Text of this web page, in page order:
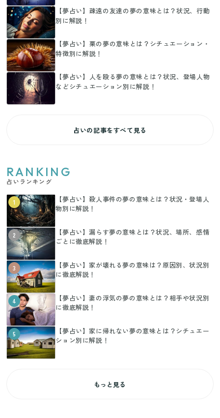
【夢占い】疎遠の友達の夢の意味とは？状況、行動
別に解説！
【夢占い】栗の夢の意味とは？シチュエーション・
特徴別に解説！
【夢占い】人を殴る夢の意味とは？状況、登場人物
などシチュエーション別に解説！
占いの記事をすべて見る
RANKING
占いランキング
1
【夢占い】殺人事件の夢の意味とは？状況・登場人
物別に解説！
2
【夢占い】漏らす夢の意味とは？状況、場所、感情
ごとに徹底解説！
3
【夢占い】家が壊れる夢の意味は？原因別、状況別
に徹底解説！
4
【夢占い】妻の浮気の夢の意味とは？相手や状況別
に徹底解説！
5
【夢占い】家に帰れない夢の意味とは？シチュエー
ション別に解説！
もっと見る